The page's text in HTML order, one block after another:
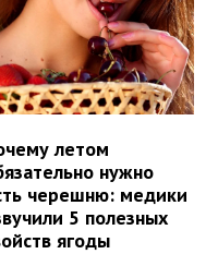
летом
нужно
черешню: медики
5 полезных
ягоды